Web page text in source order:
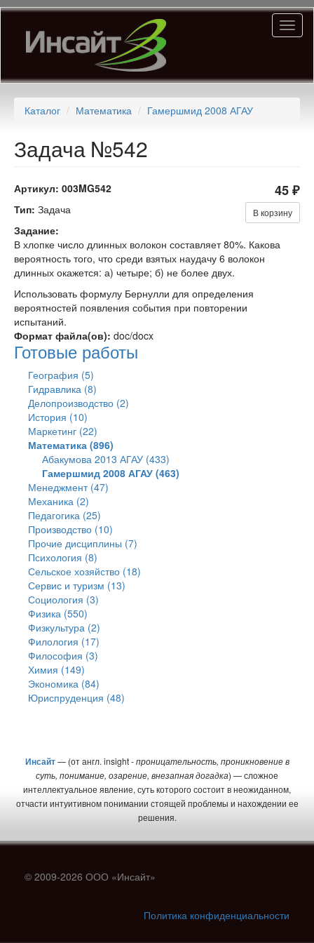
Перейти
основному
содержанию
Каталог Математика Гамершмид 2008 АГАУ
Задача №542
Артикул: 003MG542 45 ₽
В корзину
Тип: Задача
Задание:
В хлопке число длинных волокон составляет 80%. Какова
вероятность того, что среди взятых наудачу 6 волокон
длинных окажется: а) четыре; б) не более двух.
Использовать формулу Бернулли для определения
вероятностей появления события при повторении
испытаний.
Формат файла(ов): doc/docx
Готовые работы
География (5)
Гидравлика (8)
Делопроизводство (2)
История (10)
Маркетинг (22)
Математика (896)
Абакумова 2013 АГАУ (433)
Гамершмид 2008 АГАУ (463)
Менеджмент (47)
Механика (2)
Педагогика (25)
Производство (10)
Прочие дисциплины (7)
Психология (8)
Сельское хозяйство (18)
Сервис и туризм (13)
Социология (3)
Физика (550)
Физкультура (2)
Филология (17)
Философия (3)
Химия (149)
Экономика (84)
Юриспруденция (48)
Инсайт — (от англ. insight -проницательность, проникновение в
суть, понимание, озарение, внезапная догадка) — сложное
интеллектуальное явление, суть которого состоит в неожиданном,
отчасти интуитивном понимании стоящей проблемы и нахождении ее
решения.
© 2009-2026 ООО «Инсайт»
Политика конфиденциальности